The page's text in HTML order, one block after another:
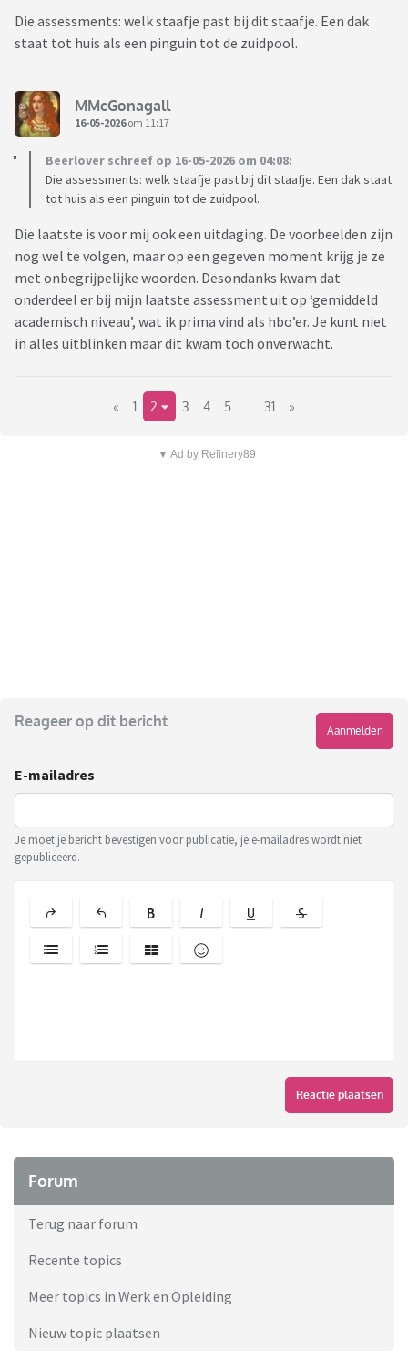
Die assessments: welk staafje past bij dit staafje. Een dak
staat tot huis als een pinguin tot de zuidpool.
MMcGonagall
16-05-2026om 11:17
Beerlover schreef op 16-05-2026 om 04:08:
Die assessments: welk staafje past bij dit staafje. Een dak staat
tot huis als een pinguin tot de zuidpool.
Die laatste is voor mij ook een uitdaging. De voorbeelden zijn
nog wel te volgen, maar op een gegeven moment krijg je ze
met onbegrijpelijke woorden. Desondanks kwam dat
onderdeel er bij mijn laatste assessment uit op ‘gemiddeld
academisch niveau’, wat ik prima vind als hbo’er. Je kunt niet
in alles uitblinken maar dit kwam toch onverwacht.
« 1 2 3 4 5 31 »
▼ Ad by Refinery89
Reageer op dit bericht
Aanmelden
E-mailadres
Je moet je bericht bevestigen voor publicatie, je e-mailadres wordt niet
gepubliceerd.
Reactie plaatsen
Forum
Terug naar forum
Recente topics
Meer topics in Werk en Opleiding
Nieuw topic plaatsen